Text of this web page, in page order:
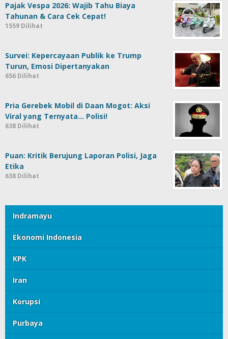
Pajak Vespa 2026: Wajib Tahu Biaya
Tahunan & Cara Cek Cepat!
1559 Dilihat
Survei: Kepercayaan Publik ke Trump
Turun, Emosi Dipertanyakan
656 Dilihat
Pria Gerebek Mobil di Daan Mogot: Aksi
Viral yang Ternyata… Polisi!
638 Dilihat
Puan: Kritik Berujung Laporan Polisi, Jaga
Etika
638 Dilihat
Indramayu
Ekonomi Indonesia
KPK
Iran
Korupsi
Purbaya